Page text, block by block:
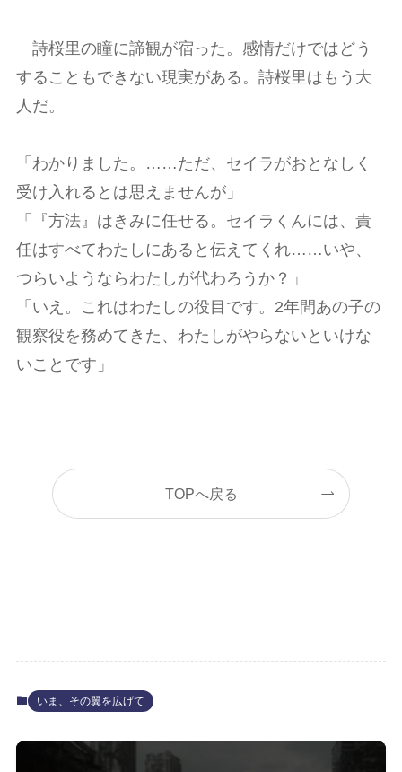
詩桜里の瞳に諦観が宿った。感情だけではどう
することもできない現実がある。詩桜里はもう大
人だ。
「わかりました。……ただ、セイラがおとなしく
受け入れるとは思えませんが」
「『方法』はきみに任せる。セイラくんには、責
任はすべてわたしにあると伝えてくれ……いや、
つらいようならわたしが代わろうか？」
「いえ。これはわたしの役目です。2年間あの子の
観察役を務めてきた、わたしがやらないといけな
いことです」
TOPへ戻る
いま、その翼を広げて